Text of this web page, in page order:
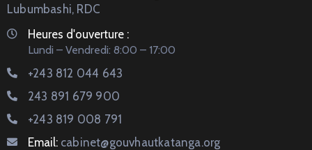
Lubumbashi, RDC
Heures d'ouverture :
Lundi – Vendredi: 8:00 – 17:00
+243 812 044 643
243 891 679 900
+243 819 008 791
Email: cabinet@gouvhautkatanga.org